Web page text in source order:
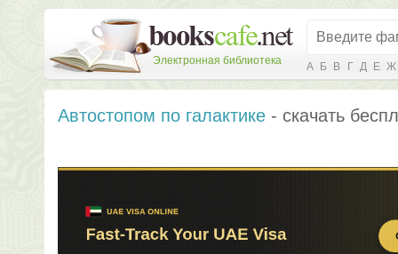
Электронная библиотека А Б В Г Д Е Ж
Автостопом по галактике - скачать